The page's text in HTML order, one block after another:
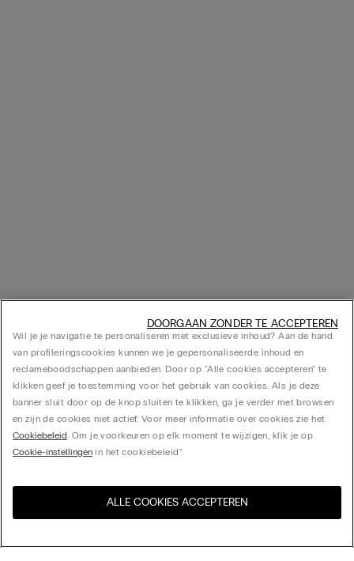
United States
Wil je je navigatie te personaliseren met exclusieve inhoud? Aan de hand
van profileringscookies kunnen we je gepersonaliseerde inhoud en
reclameboodschappen aanbieden. Door op "Alle cookies accepteren" te
klikken geef je toestemming voor het gebruik van cookies. Als je deze
banner sluit door op de knop sluiten te klikken, ga je verder met browsen
en zijn de cookies niet actief. Voor meer informatie over cookies zie het
Cookiebeleid. Om je voorkeuren op elk moment te wijzigen, klik je op
Cookie-instellingen in het cookiebeleid".
ALLE COOKIES ACCEPTEREN
DOORGAAN ZONDER TE ACCEPTEREN